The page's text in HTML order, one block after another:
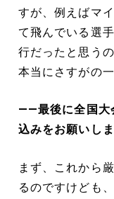
すが、例えばマ
て飛んでいる選
行だったと思う
本当にさすがの
――最後に全国大
込みをお願いし
まず、これから
るのですけども